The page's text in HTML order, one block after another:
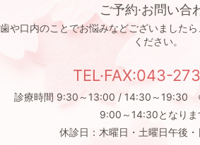
ご予約·お問い合
歯や口内のことでお悩みなどございました
ください。
TEL·FAX:043-
診療時間 9:30～13:00 / 14:30～19:30 ※
9:00～14:30となりま
休診日：木曜日・土曜日午後